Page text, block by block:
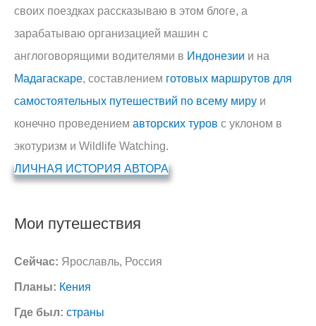
своих поездках рассказываю в этом блоге, а
зарабатываю организацией машин с
англоговорящими водителями в Индонезии и на
Мадагаскаре, составлением готовых маршрутов для
самостоятельных путешествий по всему миру и
конечно проведением авторских туров с уклоном в
экотуризм и Wildlife Watching.
ЛИЧНАЯ ИСТОРИЯ АВТОРА
Мои путешествия
Сейчас: Ярославль, Россия
Планы: Кения
Где был: страны